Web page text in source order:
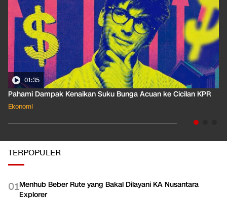
01:35
Pahami Dampak Kenaikan Suku Bunga Acuan ke Cicilan KPR
Ekonomi
TERPOPULER
01Menhub Beber Rute yang Bakal Dilayani KA Nusantara
Explorer